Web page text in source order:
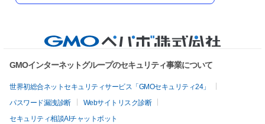
GMOインターネットグループのセキュリティ事業について
世界初総合ネットセキュリティサービス「GMOセキュリティ24」
パスワード漏洩診断
Webサイトリスク診断
セキュリティ相談AIチャットボット